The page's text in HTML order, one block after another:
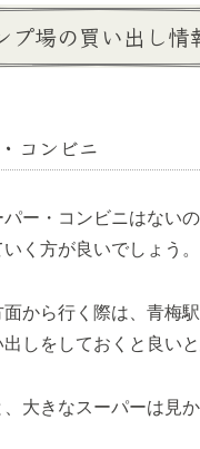
プ場の買い出し情
コンビニ
ー・コンビニはない
く方が良いでしょう。
から行く際は、青梅
しをしておくと良いと
大きなスーパーは見